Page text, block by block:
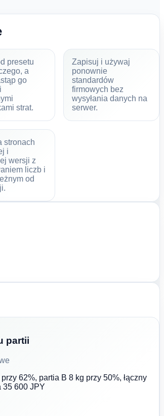
presetu
a
go
strat.
Zapisuj i używaj
ponownie
standardów
firmowych bez
wysyłania danych na
serwer.
stronach
i
wersji z
liczb i
od
partii
62%, partia B 8 kg przy 50%, łączny
35 600 JPY